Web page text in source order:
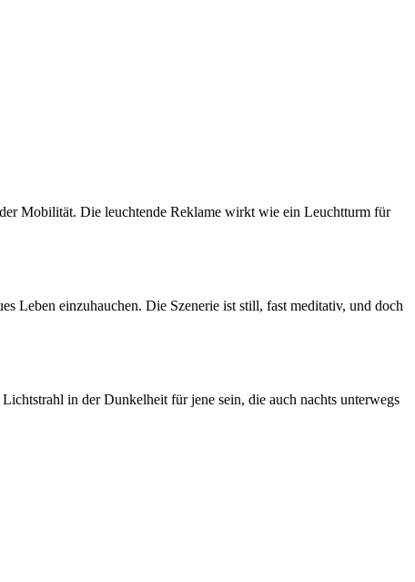
Mobilität. Die leuchtende Reklame wirkt wie ein Leuchtturm für
Leben einzuhauchen. Die Szenerie ist still, fast meditativ, und doch
in der Dunkelheit für jene sein, die auch nachts unterwegs